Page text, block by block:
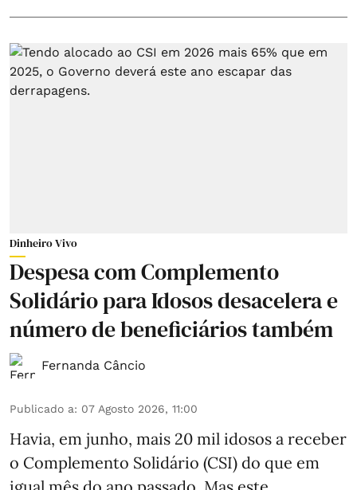
Dinheiro Vivo
Despesa com Complemento
Solidário para Idosos desacelera e
número de beneficiários também
Fernanda Câncio
Publicado a: 07 Agosto 2026, 11:00
Havia, em junho, mais 20 mil idosos a receber
o Complemento Solidário (CSI) do que em